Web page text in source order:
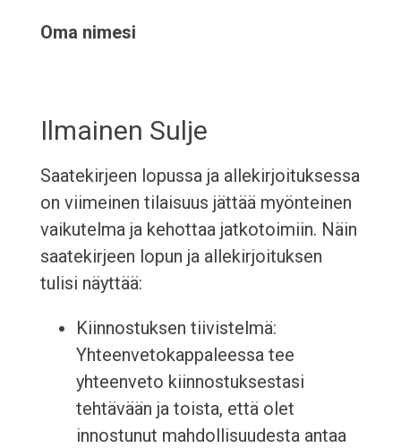
Oma nimesi
Ilmainen Sulje
Saatekirjeen lopussa ja allekirjoituksessa
on viimeinen tilaisuus jättää myönteinen
vaikutelma ja kehottaa jatkotoimiin. Näin
saatekirjeen lopun ja allekirjoituksen
tulisi näyttää:
Kiinnostuksen tiivistelmä:
Yhteenvetokappaleessa tee
yhteenveto kiinnostuksestasi
tehtävään ja toista, että olet
innostunut mahdollisuudesta antaa